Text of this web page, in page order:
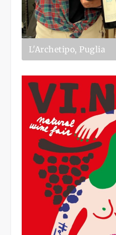
L'Archetipo, Puglia